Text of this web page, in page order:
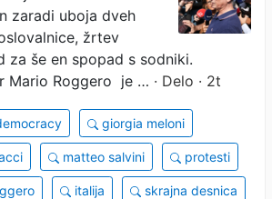
zaradi uboja dveh
žrtev
za še en spopad s sodniki.
Mario Roggero ­ je … · Delo · 2t
giorgia meloni
matteo salvini protesti
italija skrajna desnica